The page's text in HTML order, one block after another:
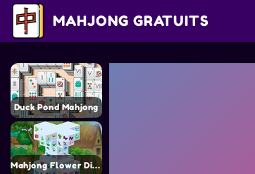
MAHJONG GRATUITS
Duck Pond Mahjong
Mahjong Flower Dimensions